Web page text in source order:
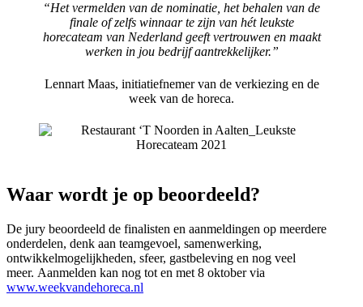
“Het vermelden van de nominatie, het behalen van de
finale of zelfs winnaar te zijn van hét leukste
horecateam van Nederland geeft vertrouwen en maakt
werken in jou bedrijf aantrekkelijker.”
Lennart Maas, initiatiefnemer van de verkiezing en de
week van de horeca.
Waar wordt je op beoordeeld?
De jury beoordeeld de finalisten en aanmeldingen op meerdere
onderdelen, denk aan teamgevoel, samenwerking,
ontwikkelmogelijkheden, sfeer, gastbeleving en nog veel
meer. Aanmelden kan nog tot en met 8 oktober via
www.weekvandehoreca.nl